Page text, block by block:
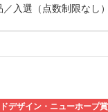
入選（点数制限なし
デザイン・ニューホープ賞